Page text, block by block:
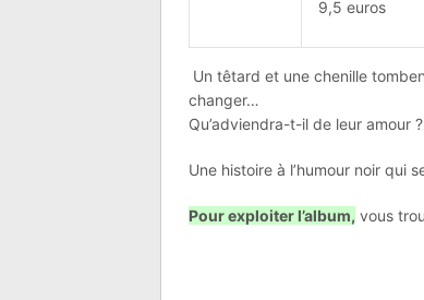
9,5 euros
Un têtard et une chenille
changer…
Qu’adviendra-t-il de leur amour ?
Une histoire à l’humour noir qui
Pour exploiter l’album, vous